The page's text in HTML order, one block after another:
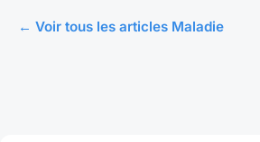
← Voir tous les articles Maladie